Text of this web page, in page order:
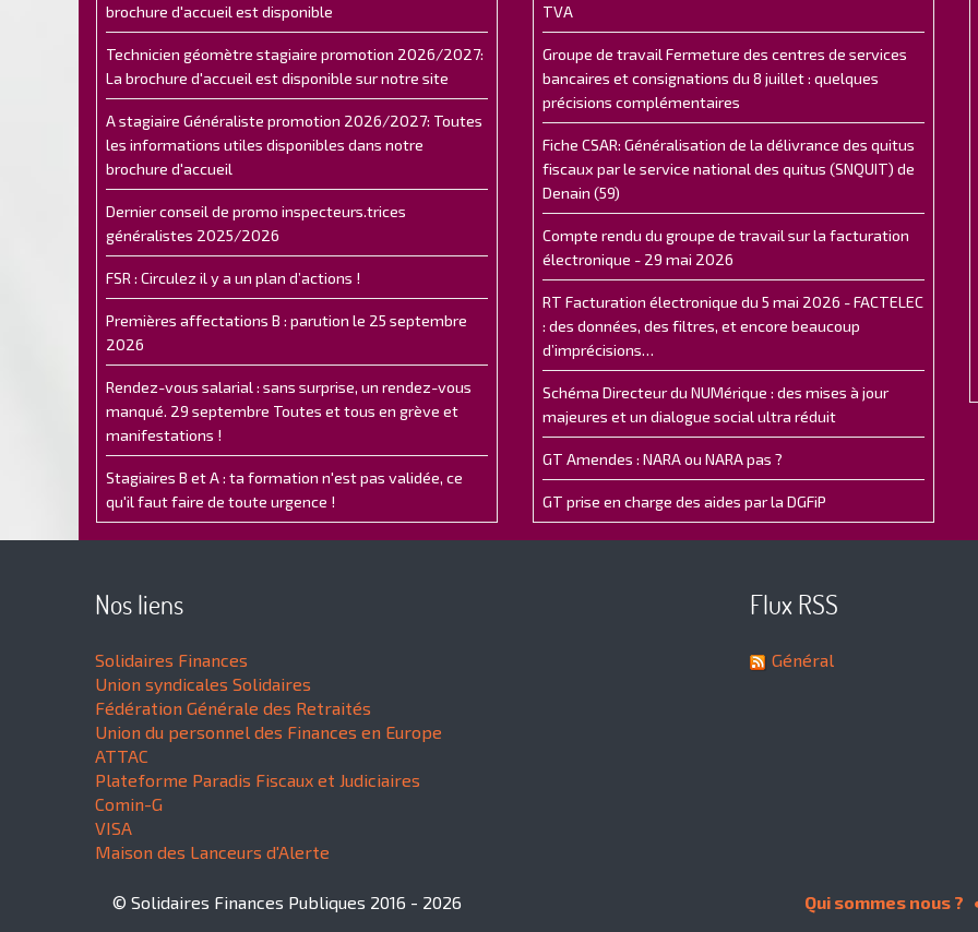
brochure d'accueil est disponible
Technicien géomètre stagiaire promotion 2026/2027:
La brochure d'accueil est disponible sur notre site
A stagiaire Généraliste promotion 2026/2027: Toutes
les informations utiles disponibles dans notre
brochure d'accueil
Dernier conseil de promo inspecteurs.trices
généralistes 2025/2026
FSR : Circulez il y a un plan d’actions !
Premières affectations B : parution le 25 septembre
2026
Rendez-vous salarial : sans surprise, un rendez-vous
manqué. 29 septembre Toutes et tous en grève et
manifestations !
Stagiaires B et A : ta formation n'est pas validée, ce
qu'il faut faire de toute urgence !
TVA
Groupe de travail Fermeture des centres de services
bancaires et consignations du 8 juillet : quelques
précisions complémentaires
Fiche CSAR: Généralisation de la délivrance des quitus
fiscaux par le service national des quitus (SNQUIT) de
Denain (59)
Compte rendu du groupe de travail sur la facturation
électronique - 29 mai 2026
RT Facturation électronique du 5 mai 2026 - FACTELEC
: des données, des filtres, et encore beaucoup
d’imprécisions…
Schéma Directeur du NUMérique : des mises à jour
majeures et un dialogue social ultra réduit
GT Amendes : NARA ou NARA pas ?
GT prise en charge des aides par la DGFiP
Nos liens
Solidaires Finances
Union syndicales Solidaires
Fédération Générale des Retraités
Union du personnel des Finances en Europe
ATTAC
Plateforme Paradis Fiscaux et Judiciaires
Comin-G
VISA
Maison des Lanceurs d'Alerte
Flux RSS
Général
© Solidaires Finances Publiques 2016 - 2026 Qui sommes nous ?